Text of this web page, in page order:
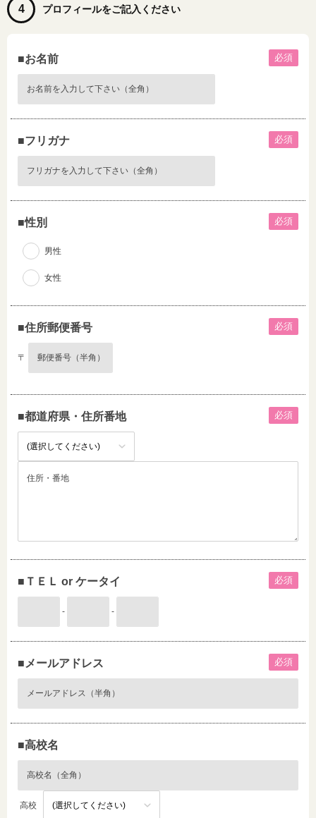
4 プロフィールをご記入ください
■お名前 必須
■フリガナ 必須
■性別 必須
男性
女性
■住所郵便番号 必須
〒
■都道府県・住所番地 必須
■ＴＥＬ or ケータイ 必須
- -
■メールアドレス 必須
■高校名
高校